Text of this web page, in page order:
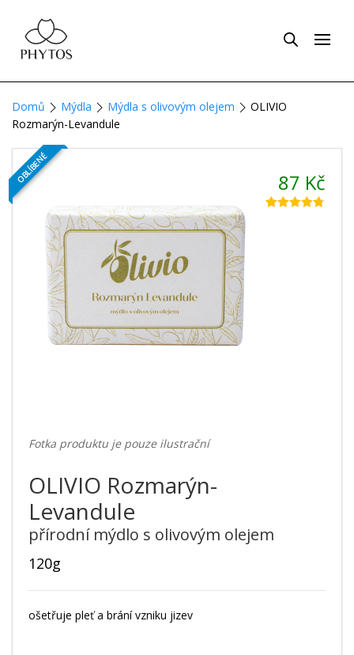
Domů Mýdla Mýdla s olivovým olejem
OLIVIO
Rozmarýn-Levandule
OBLÍBENÉ
Fotka produktu je pouze ilustrační
OLIVIO Rozmarýn-
Levandule
přírodní mýdlo s olivovým olejem
120g
ošetřuje pleť a brání vzniku jizev
87 Kč